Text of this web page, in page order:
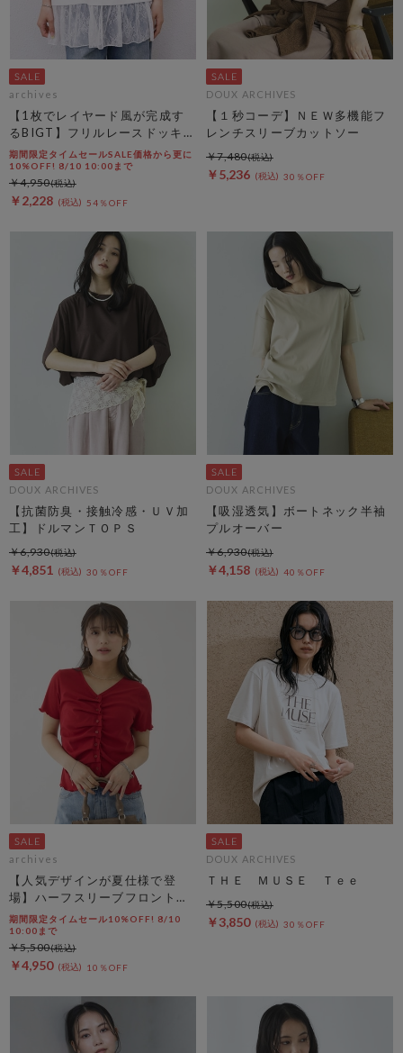
archives
【1枚でレイヤード風が完成す
るBIGT】フリルレースドッキン
グＢＩＧＴＥＥ
期間限定タイムセールSALE価格から更に
10%OFF! 8/10 10:00まで
￥2,228 54％OFF
￥4,950
DOUX ARCHIVES
【１秒コーデ】ＮＥＷ多機能フ
レンチスリーブカットソー
￥5,236 30％OFF
￥7,480
DOUX ARCHIVES
【抗菌防臭・接触冷感・ＵＶ加
工】ドルマンＴＯＰＳ
￥4,851 30％OFF
￥6,930
DOUX ARCHIVES
【吸湿透気】ボートネック半袖
プルオーバー
￥4,158 40％OFF
￥6,930
archives
【人気デザインが夏仕様で登
場】ハーフスリーブフロントタ
ックカットＴＯＰＳ
期間限定タイムセール10%OFF! 8/10
10:00まで
￥4,950 10％OFF
￥5,500
DOUX ARCHIVES
ＴＨＥ ＭＵＳＥ Ｔｅｅ
￥3,850 30％OFF
￥5,500